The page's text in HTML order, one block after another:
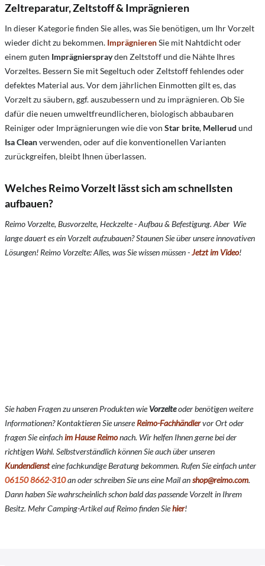
Zeltreparatur, Zeltstoff & Imprägnieren
In dieser Kategorie finden Sie alles, was Sie benötigen, um Ihr Vorzelt
wieder dicht zu bekommen. ImprägnierenSie mit Nahtdicht oder
einem guten Imprägniersprayden Zeltstoff und die Nähte Ihres
Vorzeltes. Bessern Sie mit Segeltuch oder Zeltstoff fehlendes oder
defektes Material aus. Vor dem jährlichen Einmotten gilt es, das
Vorzelt zu säubern, ggf. auszubessern und zu imprägnieren. Ob Sie
dafür die neuen umweltfreundlicheren, biologisch abbaubaren
Reiniger oder Imprägnierungen wie die von Star brite, Mellerud und
Isa Cleanverwenden, oder auf die konventionellen Varianten
zurückgreifen, bleibt Ihnen überlassen.
Welches Reimo Vorzelt lässt sich am schnellsten
aufbauen?
Reimo Vorzelte, Busvorzelte, Heckzelte - Aufbau & Befestigung. Aber Wie
lange dauert es ein Vorzelt aufzubauen? Staunen Sie über unsere innovativen
Lösungen! Reimo Vorzelte: Alles, was Sie wissen müssen -Jetzt im Video!
Sie haben Fragen zu unseren Produkten wieVorzelteoder benötigen weitere
Informationen? Kontaktieren Sie unsereReimo-Fachhändlervor Ort oder
fragen Sie einfachim Hause Reimonach. Wir helfen Ihnen gerne bei der
richtigen Wahl. Selbstverständlich können Sie auch über unseren
Kundendiensteine fachkundige Beratung bekommen. Rufen Sie einfach unter
06150 8662-310an oder schreiben Sie uns eine Mail anshop@reimo.com.
Dann haben Sie wahrscheinlich schon bald das passende Vorzelt in Ihrem
Besitz. Mehr Camping-Artikel auf Reimo finden Siehier!